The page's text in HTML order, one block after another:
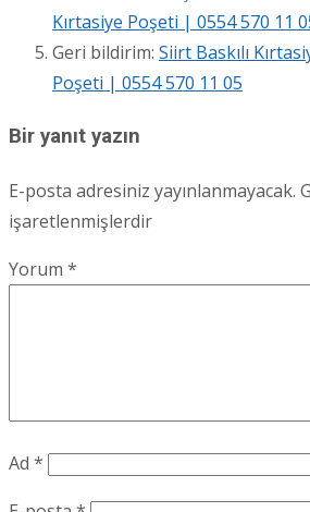
Kırtasiye Poşeti | 0554 570 11
Geri bildirim: Siirt Baskılı
Poşeti | 0554 570 11 05
Bir yanıt yazın
E-posta adresiniz yayınlanmayacak.
işaretlenmişlerdir
Yorum *
Ad *